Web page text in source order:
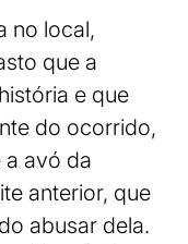
no local,
que a
e que
do ocorrido,
a avó da
anterior, que
abusar dela.